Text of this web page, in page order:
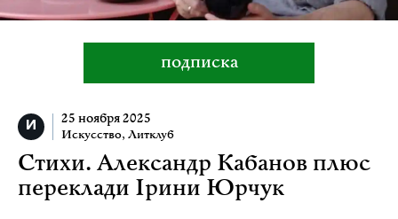
подписка
25 ноября 2025
Искусство, Литклуб
Стихи. Александр Кабанов плюс
переклади Ірини Юрчук